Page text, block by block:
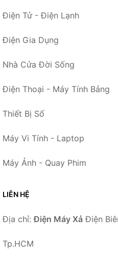
Điện Tử - Điện Lạnh
Điện Gia Dụng
Nhà Cửa Đời Sống
Điện Thoại - Máy Tính Bảng
Thiết Bị Số
Máy Vi Tính - Laptop
Máy Ảnh - Quay Phim
LIÊN HỆ
Địa chỉ:Điện Máy Xả Điện
Tp.HCM